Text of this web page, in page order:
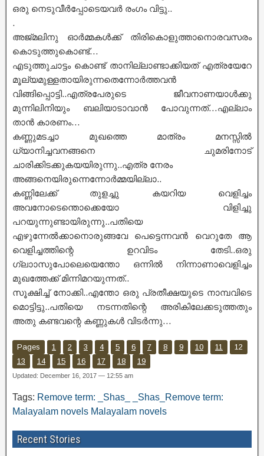
ഒരു നെടുവീർപ്പോടെയവർ രംഗം വിട്ടു..
.
അജ്മലിനു ഓർമ്മകൾക്ക് തിരികൊളുത്താനൊരവസരം
കൊടുത്തുകൊണ്ട്…
എടുത്തുചാട്ടം കൊണ്ട് താനില്ലാണ്ടാക്കിയത് എത്രയേറേ
മൂല്യമുള്ളതായിരുന്നതെന്നോർത്തവൻ
വിങ്ങിപ്പൊട്ടി..എത്രപേരുടെ ജീവനാണയാൾക്കു
മുന്നിലിനിയും ബലിയാടാവാൻ പോവുന്നത്…എല്ലാം
താൻ കാരണം…
കണ്ണുമടച്ചാ മുഖത്തെ മാത്രം മനസ്സിൽ
ധ്യാനിച്ചവനങ്ങനെ ചുമരിനോട്
ചാരിക്കിടക്കുകയയിരുന്നു..എത്ര നേരം
അങ്ങനെയിരുന്നെന്നോർമ്മയില്ലാ..
കണ്ണിലേക്ക് തുളച്ചു കയറിയ വെളിച്ചം
അവനോടെന്തൊക്കെയോ വിളിച്ചു
പറയുന്നുണ്ടായിരുന്നു..പതിയെ
എഴുന്നേൽക്കാനൊരുങ്ങവേ പെട്ടെന്നവൻ വെറുതേ ആ
വെളിച്ചത്തിന്റെ ഉറവിടം തേടി..ഒരു
ഗ്ലാാസുപോലെയെന്തോ ഒന്നിൽ നിന്നാണാവെളിച്ചം
മുഖത്തേക്ക് മിന്നിമറയുന്നത്..
സൂക്ഷിച്ച് നോക്കി..എന്തോ ഒരു പ്രതീക്ഷയുടെ നാമ്പവിടെ
മൊട്ടിട്ടു..പതിയെ നടന്നതിന്റെ അരികിലേക്കടുത്തതും
അതു കണ്ടവന്റെ കണ്ണുകൾ വിടർന്നു…
Pages 1 2 3 4 5 6 7 8 9 10 11
12
13
14 15 16 17 18 19
Updated: December 16, 2017 — 12:55 am
Tags: Remove term: _Shas_ _Shas_Remove term:
Malayalam novels Malayalam novels
Recent Stories